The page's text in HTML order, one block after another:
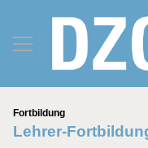
Kategorien
Fortbildung
Lehrer-